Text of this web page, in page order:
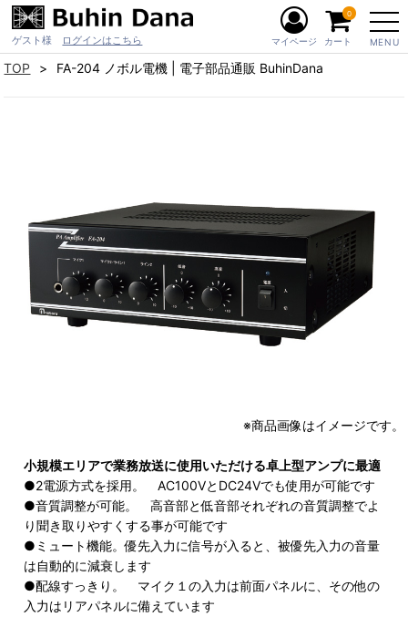
ゲスト様 ログインはこちら MENU
マイページ カート
0
TOP FA-204 ノボル電機 | 電子部品通販 BuhinDana
※商品画像はイメージです。
小規模エリアで業務放送に使用いただける卓上型アンプに最適
●2電源方式を採用。 AC100VとDC24Vでも使用が可能です
●音質調整が可能。 高音部と低音部それぞれの音質調整でよ
り聞き取りやすくする事が可能です
●ミュート機能。優先入力に信号が入ると、被優先入力の音量
は自動的に減衰します
●配線すっきり。 マイク１の入力は前面パネルに、その他の
入力はリアパネルに備えています